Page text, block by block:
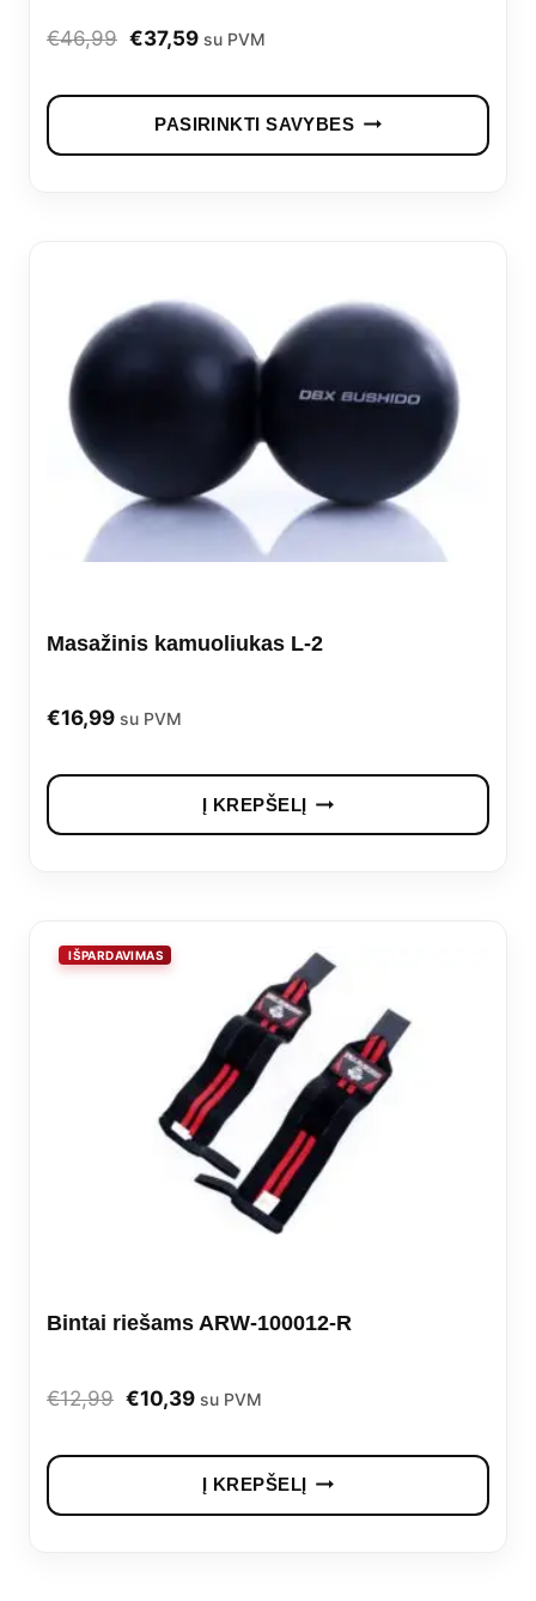
€46,99 Original
was:
€46,99.
€37,59Current
is:
€37,59.
su PVM
PASIRINKTI SAVYBES
This
Masažinis kamuoliukas L-2
€16,99 su PVM
Į KREPŠELĮ
Bintai riešams ARW-100012-R
€12,99 Original
€12,99.
€10,39Current
is:
€10,39.
su PVM
Į KREPŠELĮ